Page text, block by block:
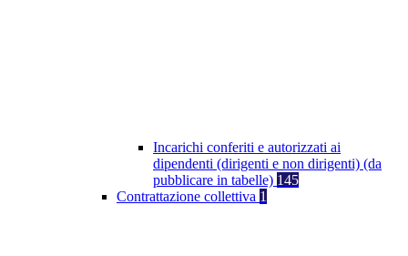
Incarichi conferiti e autorizzati ai
dipendenti (dirigenti e non dirigenti) (da
pubblicare in tabelle) 145
Contrattazione collettiva 1